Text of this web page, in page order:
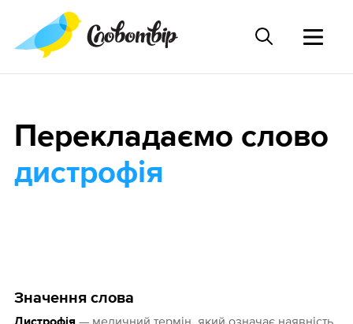
Значення слова
Перекладаємо слово
дистрофія